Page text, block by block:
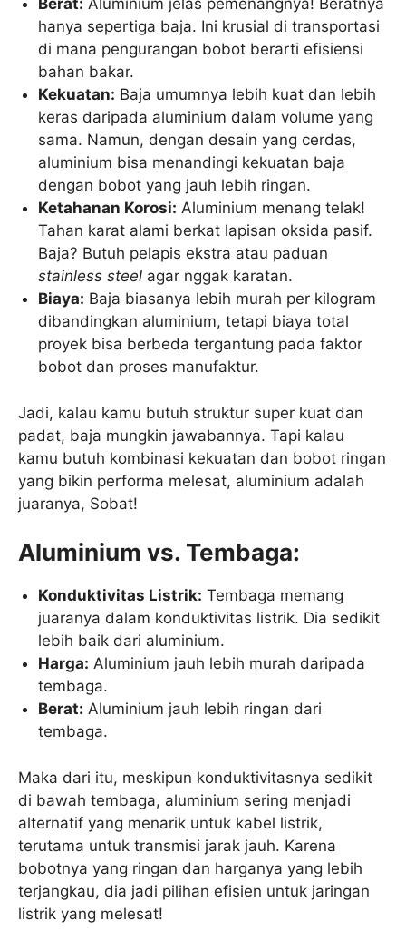
Berat: Aluminium jelas pemenangnya! Beratnya
hanya sepertiga baja. Ini krusial di transportasi
di mana pengurangan bobot berarti efisiensi
bahan bakar.
Kekuatan: Baja umumnya lebih kuat dan lebih
keras daripada aluminium dalam volume yang
sama. Namun, dengan desain yang cerdas,
aluminium bisa menandingi kekuatan baja
dengan bobot yang jauh lebih ringan.
Ketahanan Korosi: Aluminium menang telak!
Tahan karat alami berkat lapisan oksida pasif.
Baja? Butuh pelapis ekstra atau paduan
stainless steel agar nggak karatan.
Biaya: Baja biasanya lebih murah per kilogram
dibandingkan aluminium, tetapi biaya total
proyek bisa berbeda tergantung pada faktor
bobot dan proses manufaktur.
Jadi, kalau kamu butuh struktur super kuat dan
padat, baja mungkin jawabannya. Tapi kalau
kamu butuh kombinasi kekuatan dan bobot ringan
yang bikin performa melesat, aluminium adalah
juaranya, Sobat!
Aluminium vs. Tembaga:
Konduktivitas Listrik: Tembaga memang
juaranya dalam konduktivitas listrik. Dia sedikit
lebih baik dari aluminium.
Harga: Aluminium jauh lebih murah daripada
tembaga.
Berat: Aluminium jauh lebih ringan dari
tembaga.
Maka dari itu, meskipun konduktivitasnya sedikit
di bawah tembaga, aluminium sering menjadi
alternatif yang menarik untuk kabel listrik,
terutama untuk transmisi jarak jauh. Karena
bobotnya yang ringan dan harganya yang lebih
terjangkau, dia jadi pilihan efisien untuk jaringan
listrik yang melesat!